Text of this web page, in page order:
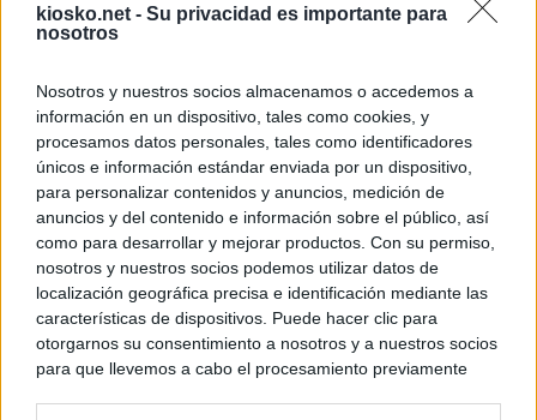
kiosko.net - Su privacidad es importante para
nosotros
Nosotros y nuestros socios almacenamos o accedemos a
información en un dispositivo, tales como cookies, y
procesamos datos personales, tales como identificadores
únicos e información estándar enviada por un dispositivo,
para personalizar contenidos y anuncios, medición de
anuncios y del contenido e información sobre el público, así
como para desarrollar y mejorar productos. Con su permiso,
nosotros y nuestros socios podemos utilizar datos de
localización geográfica precisa e identificación mediante las
características de dispositivos. Puede hacer clic para
otorgarnos su consentimiento a nosotros y a nuestros socios
para que llevemos a cabo el procesamiento previamente